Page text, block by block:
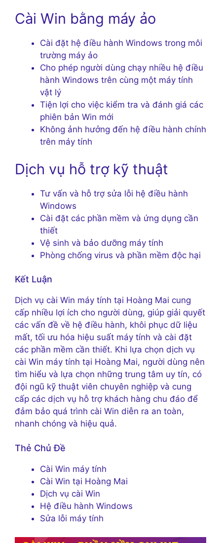
Cài Win bằng máy ảo
Cài đặt hệ điều hành Windows trong môi
trường máy ảo
Cho phép người dùng chạy nhiều hệ điều
hành Windows trên cùng một máy tính
vật lý
Tiện lợi cho việc kiểm tra và đánh giá các
phiên bản Win mới
Không ảnh hưởng đến hệ điều hành chính
trên máy tính
Dịch vụ hỗ trợ kỹ thuật
Tư vấn và hỗ trợ sửa lỗi hệ điều hành
Windows
Cài đặt các phần mềm và ứng dụng cần
thiết
Vệ sinh và bảo dưỡng máy tính
Phòng chống virus và phần mềm độc hại
Kết Luận
Dịch vụ cài Win máy tính tại Hoàng Mai cung
cấp nhiều lợi ích cho người dùng, giúp giải quyết
các vấn đề về hệ điều hành, khôi phục dữ liệu
mất, tối ưu hóa hiệu suất máy tính và cài đặt
các phần mềm cần thiết. Khi lựa chọn dịch vụ
cài Win máy tính tại Hoàng Mai, người dùng nên
tìm hiểu và lựa chọn những trung tâm uy tín, có
đội ngũ kỹ thuật viên chuyên nghiệp và cung
cấp các dịch vụ hỗ trợ khách hàng chu đáo để
đảm bảo quá trình cài Win diễn ra an toàn,
nhanh chóng và hiệu quả.
Thẻ Chủ Đề
Cài Win máy tính
Cài Win tại Hoàng Mai
Dịch vụ cài Win
Hệ điều hành Windows
Sửa lỗi máy tính